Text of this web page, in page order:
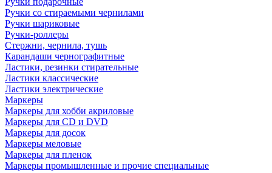
Ручки со стираемыми чернилами
Ручки шариковые
Ручки-роллеры
Стержни, чернила, тушь
Карандаши чернографитные
Ластики, резинки стирательные
Ластики классические
Ластики электрические
Маркеры
Маркеры для хобби акриловые
Маркеры для CD и DVD
Маркеры для досок
Маркеры меловые
Маркеры для пленок
Маркеры промышленные и прочие специальные